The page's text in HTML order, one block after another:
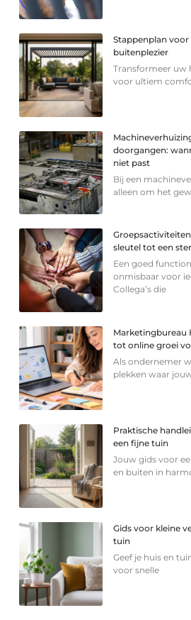
Stappenplan
buitenplezier
Transformeer uw
voor ultiem
doorgangen:
niet past
Bij een
alleen om het
sleutel tot een
Een goed
onmisbaar voor
Collega’s die
Marketingbureau
tot online groei
Als ondernemer
plekken waar
Praktische
een fijne tuin
Jouw gids voor
en buiten in
Gids voor kleine
tuin
Geef je huis en
voor snelle